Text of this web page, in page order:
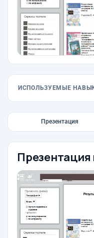
ИСПОЛЬЗУЕМЫЕ
Презентация
Презентация